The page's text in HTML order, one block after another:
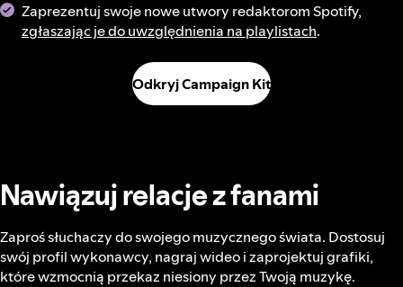
Zaprezentuj swoje nowe utwory redaktorom Spotify,
zgłaszając je do uwzględnienia na playlistach.
Odkryj Campaign Kit
Nawiązuj relacje z fanami
Zaproś słuchaczy do swojego muzycznego świata. Dostosuj
swój profil wykonawcy, nagraj wideo i zaprojektuj grafiki,
które wzmocnią przekaz niesiony przez Twoją muzykę.